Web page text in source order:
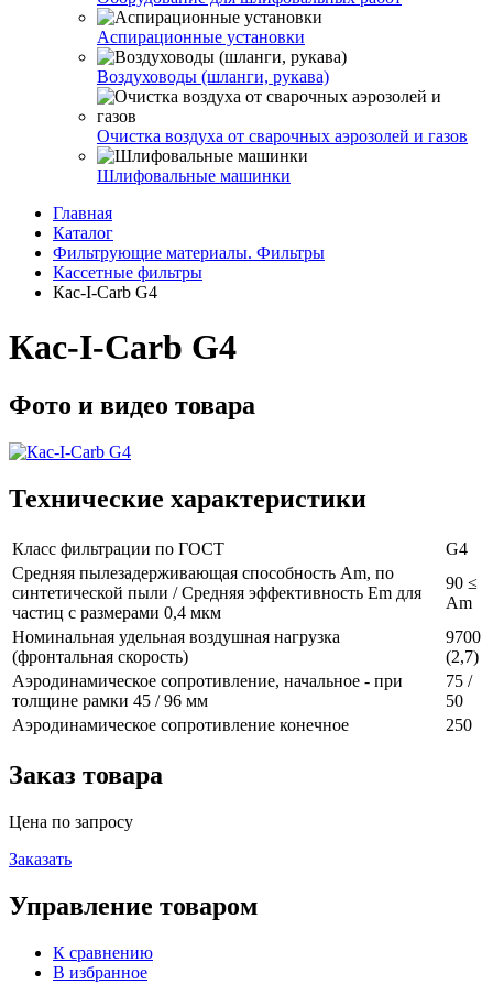
Аспирационные установки
Воздуховоды (шланги, рукава)
Очистка воздуха от сварочных аэрозолей и газов
Шлифовальные машинки
Главная
Каталог
Фильтрующие материалы. Фильтры
Кассетные фильтры
Кас-I-Carb G4
Кас-I-Carb G4
Фото и видео товара
Технические характеристики
Класс фильтрации по ГОСТ
G4
Средняя пылезадерживающая способность Am, по
синтетической пыли / Средняя эффективность Em для
частиц с размерами 0,4 мкм
90 ≤
Am
Номинальная удельная воздушная нагрузка
(фронтальная скорость)
9700
(2,7)
Аэродинамическое сопротивление, начальное - при
толщине рамки 45 / 96 мм
75 /
50
Аэродинамическое сопротивление конечное
250
Заказ товара
Цена по запросу
Заказать
Управление товаром
К сравнению
В избранное